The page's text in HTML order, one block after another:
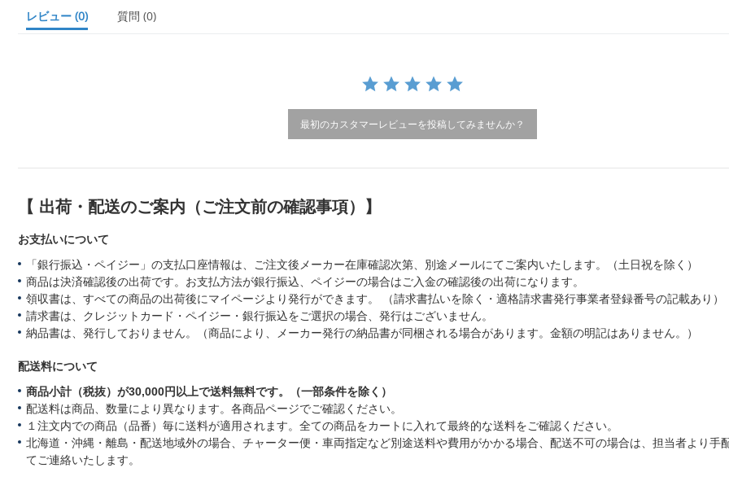
a
r
レビュー (0) 質問 (0)
最初のカスタマーレビューを投稿してみませんか？
【 出荷・配送のご案内（ご注文前の確認事項）】
お支払いについて
「銀行振込・ペイジー」の支払口座情報は、ご注文後メーカー在庫確認次第、別途メールにてご案内いたします。（土日祝を除く）
商品は決済確認後の出荷です。お支払方法が銀行振込、ペイジーの場合はご入金の確認後の出荷になります。
領収書は、すべての商品の出荷後にマイページより発行ができます。 （請求書払いを除く・適格請求書発行事業者登録番号の記載あり）
請求書は、クレジットカード・ペイジー・銀行振込をご選択の場合、発行はございません。
納品書は、発行しておりません。（商品により、メーカー発行の納品書が同梱される場合があります。金額の明記はありません。）
配送料について
商品小計（税抜）が30,000円以上で送料無料です。（一部条件を除く）
配送料は商品、数量により異なります。各商品ページでご確認ください。
１注文内での商品（品番）毎に送料が適用されます。全ての商品をカートに入れて最終的な送料をご確認ください。
北海道・沖縄・離島・配送地域外の場合、チャーター便・車両指定など別途送料や費用がかかる場合、配送不可の場合は、担当者より手
てご連絡いたします。